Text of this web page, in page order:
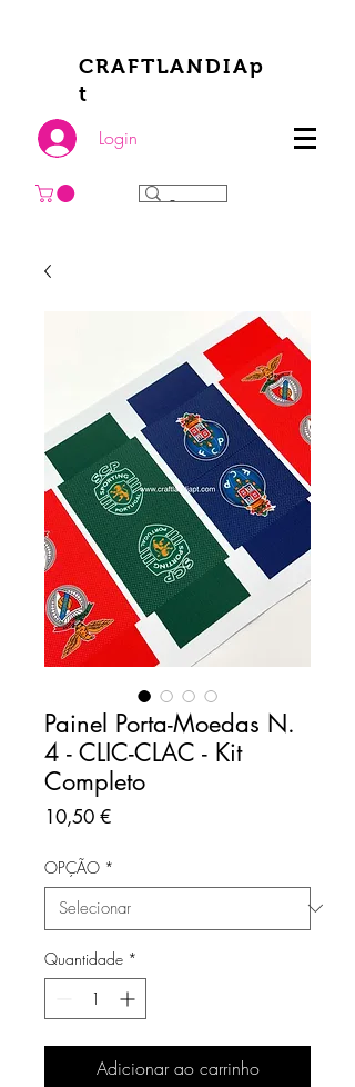
CRAFTLANDIAp
t
Login
Painel Porta-Moedas N.
4 - CLIC-CLAC - Kit
Completo
10,50 €Preço
OPÇÃO *
Quantidade *
Adicionar ao carrinho